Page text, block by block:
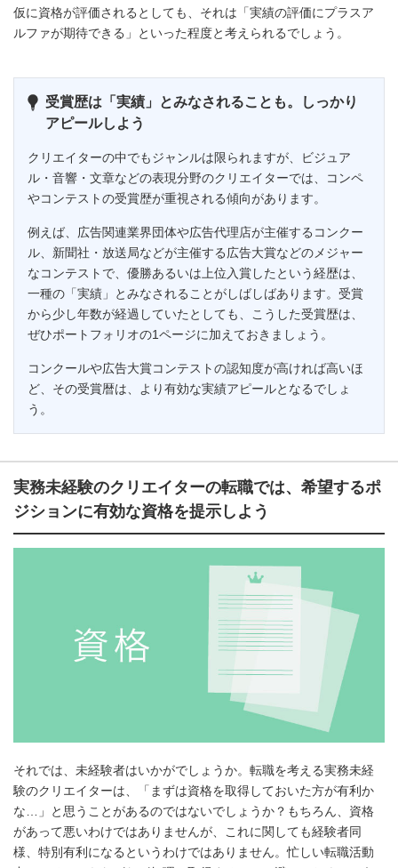
仮に資格が評価されるとしても、それは「実績の評価にプラスア
ルファが期待できる」といった程度と考えられるでしょう。
受賞歴は「実績」とみなされることも。しっかり
アピールしよう
クリエイターの中でもジャンルは限られますが、ビジュア
ル・音響・文章などの表現分野のクリエイターでは、コンペ
やコンテストの受賞歴が重視される傾向があります。
例えば、広告関連業界団体や広告代理店が主催するコンクー
ル、新聞社・放送局などが主催する広告大賞などのメジャー
なコンテストで、優勝あるいは上位入賞したという経歴は、
一種の「実績」とみなされることがしばしばあります。受賞
から少し年数が経過していたとしても、こうした受賞歴は、
ぜひポートフォリオの1ページに加えておきましょう。
コンクールや広告大賞コンテストの認知度が高ければ高いほ
ど、その受賞暦は、より有効な実績アピールとなるでしょ
う。
実務未経験のクリエイターの転職では、希望するポ
ジションに有効な資格を提示しよう
それでは、未経験者はいかがでしょうか。転職を考える実務未経
験のクリエイターは、「まずは資格を取得しておいた方が有利か
な…」と思うことがあるのではないでしょうか？もちろん、資格
があって悪いわけではありませんが、これに関しても経験者同
様、特別有利になるというわけではありません。忙しい転職活動